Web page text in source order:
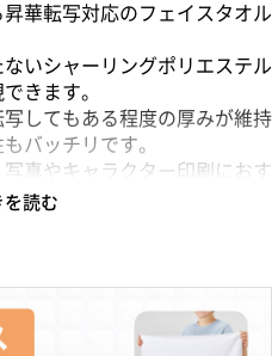
華転写対応のフェイスタオル
いシャーリングポリエステル
きます。
してもある程度の厚みが維持
バッチリです。
真やキャラクター印刷におす